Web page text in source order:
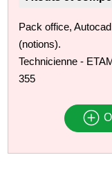
Pack office,
(notions).
Technicienne -
355